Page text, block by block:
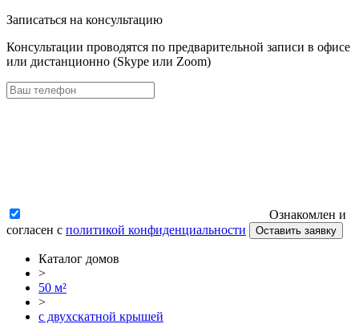
Записаться на консультацию
Консультации проводятся по предварительной записи в офисе
или дистанционно (Skype или Zoom)
Ознакомлен и
согласен с политикой конфиденциальности Оставить заявку
Каталог домов
>
50 м²
>
c двухскатной крышей